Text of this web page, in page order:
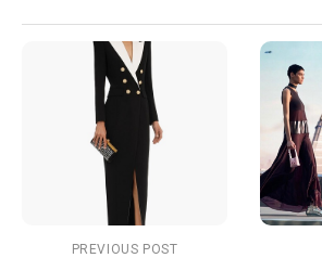
PREVIOUS POST